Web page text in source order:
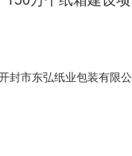
封市东弘纸业包装有限
王哲建设单位直接负